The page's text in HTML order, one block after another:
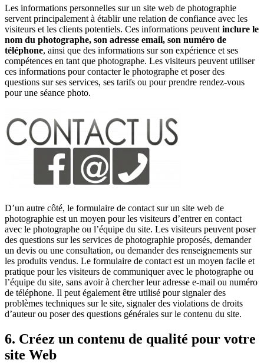
Les informations personnelles sur un site web de photographie
servent principalement à établir une relation de confiance avec les
visiteurs et les clients potentiels. Ces informations peuvent inclure le
nom du photographe, son adresse email, son numéro de
téléphone, ainsi que des informations sur son expérience et ses
compétences en tant que photographe. Les visiteurs peuvent utiliser
ces informations pour contacter le photographe et poser des
questions sur ses services, ses tarifs ou pour prendre rendez-vous
pour une séance photo.
D’un autre côté, le formulaire de contact sur un site web de
photographie est un moyen pour les visiteurs d’entrer en contact
avec le photographe ou l’équipe du site. Les visiteurs peuvent poser
des questions sur les services de photographie proposés, demander
un devis ou une consultation, ou demander des renseignements sur
les produits vendus. Le formulaire de contact est un moyen facile et
pratique pour les visiteurs de communiquer avec le photographe ou
l’équipe du site, sans avoir à chercher leur adresse e-mail ou numéro
de téléphone. Il peut également être utilisé pour signaler des
problèmes techniques sur le site, signaler des violations de droits
d’auteur ou poser des questions générales sur le contenu du site.
6. Créez un contenu de qualité pour votre
site Web